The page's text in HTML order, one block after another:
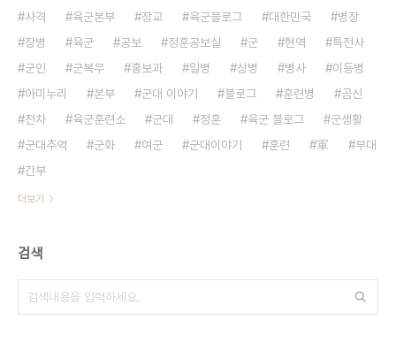
사격 육군본부 장교 육군블로그 대한민국
병장
장병
육군 공보 정훈공보실 군 현역
특전사
군인
군복무 홍보과 일병 상병 병사
이등병
아미누리
본부 군대 이야기 블로그 훈련병
곰신
전차
육군훈련소 군대 정훈 육군 블로그
군생활
군대추억
군화 여군 군대이야기 훈련 軍
부대
간부
더보기
검색